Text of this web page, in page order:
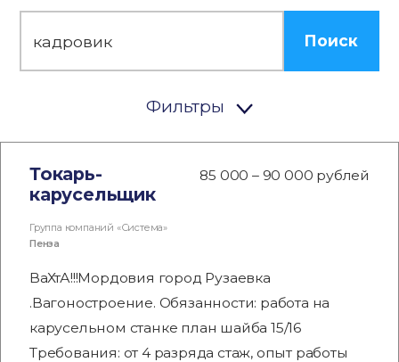
Поиск
Фильтры
Токарь-
карусельщик
85 000 – 90 000 рублей
Группа компаний «Система»
Пенза
ВаХтА!!!Мордовия город Рузаевка
.Вагоностроение. Обязанности: работа на
карусельном станке план шайба 15/16
Требования: от 4 разряда стаж, опыт работы